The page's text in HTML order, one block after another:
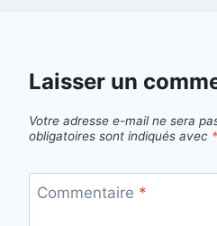
Laisser un
Votre adresse e-mail ne sera
obligatoires sont indiqués avec *
Commentaire *